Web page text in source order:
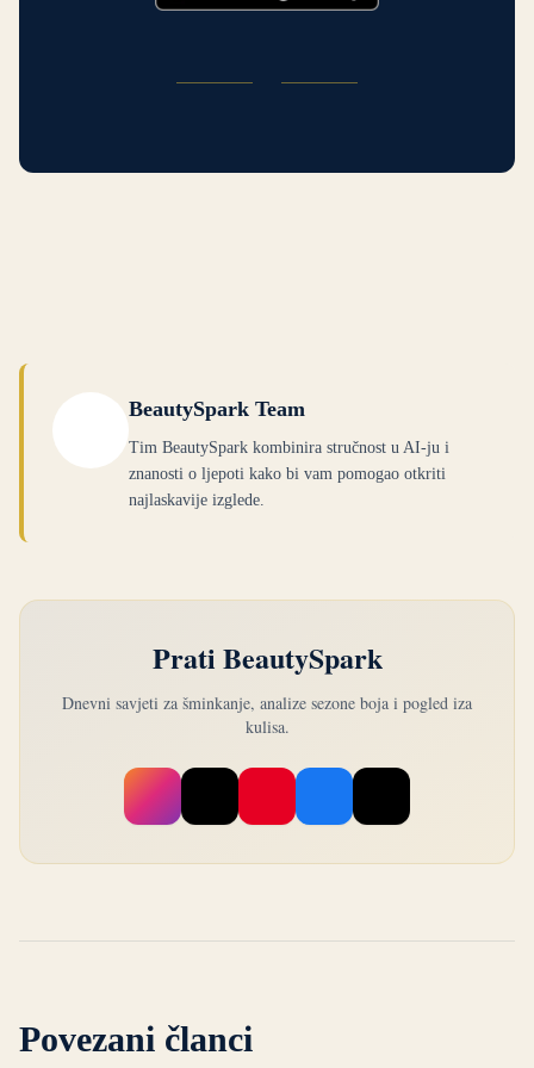
BeautySpark Team
Tim BeautySpark kombinira stručnost u AI-ju i
znanosti o ljepoti kako bi vam pomogao otkriti
najlaskavije izglede.
Prati BeautySpark
Dnevni savjeti za šminkanje, analize sezone boja i pogled iza
kulisa.
Povezani članci